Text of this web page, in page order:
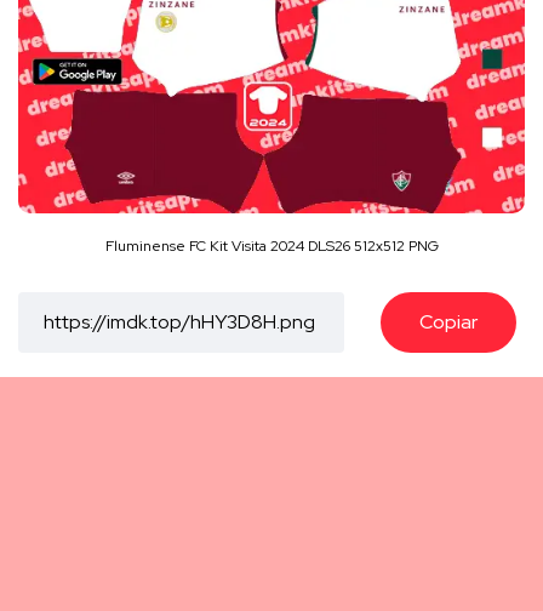
Fluminense FC Kit Visita 2024 DLS26 512x512 PNG
Copiar